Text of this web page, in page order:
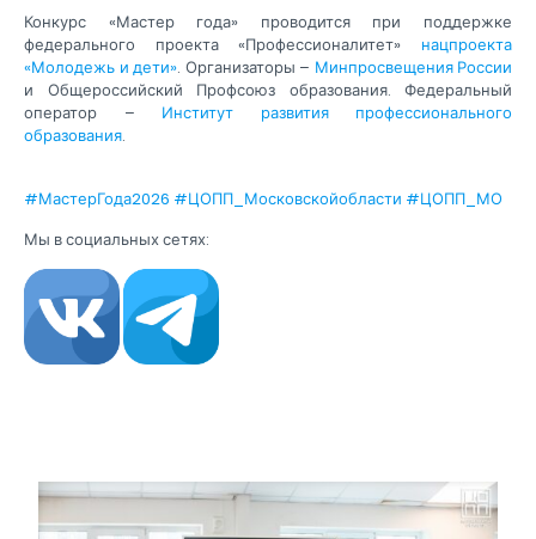
Конкурс «Мастер года» проводится при поддержке
федерального проекта «Профессионалитет» нацпроекта
«Молодежь и дети». Организаторы – Минпросвещения России
и Общероссийский Профсоюз образования. Федеральный
оператор – Институт развития профессионального
образования.
#МастерГода2026 #ЦОПП_Московскойобласти #ЦОПП_МО
Мы в социальных сетях: